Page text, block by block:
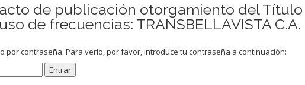
de publicación otorgamiento del
de frecuencias: TRANSBELLAVISTA C.A.
por contraseña. Para verlo, por favor, introduce tu contraseña a continuación: